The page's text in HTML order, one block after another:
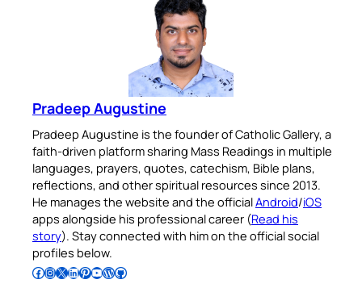
Pradeep Augustine
Pradeep Augustine is the founder of Catholic Gallery, a
faith-driven platform sharing Mass Readings in multiple
languages, prayers, quotes, catechism, Bible plans,
reflections, and other spiritual resources since 2013.
He manages the website and the officialAndroid/iOS
apps alongside his professional career (Read his
story). Stay connected with him on the official social
profiles below.
Follow Pradeep on Facebook Follow Pradeep on InstagramFollow Pradeep on X Follow Pradeep on LinkedIn Follow Pradeep on Pinterest Subscribe to Pradeep’s Youtube Channel Follow Pradeep on WordPress Follow Pradeep on GitHub